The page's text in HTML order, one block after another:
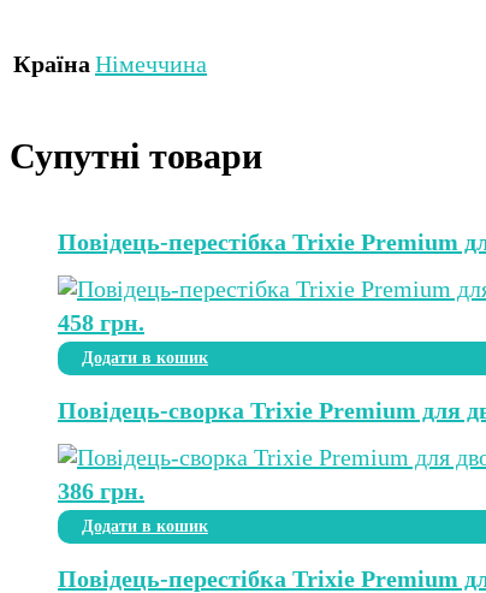
Країна Німеччина
Супутні товари
Повідець-перестібка Trixie Premium
458 грн.
Додати в кошик
Повідець-сворка Trixie Premium для
386 грн.
Додати в кошик
Повідець-перестібка Trixie Premium